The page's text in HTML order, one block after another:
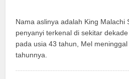
Nama aslinya adalah King Malachi
penyanyi terkenal di sekitar
pada usia 43 tahun, Mel
tahunnya.